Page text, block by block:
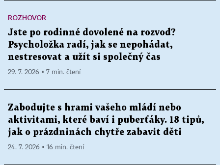
ROZHOVOR
Jste po rodinné dovolené na rozvod?
Psycholožka radí, jak se nepohádat,
nestresovat a užít si společný čas
29. 7. 2026 ▪ 7 min. čtení
Zabodujte s hrami vašeho mládí nebo
aktivitami, které baví i puberťáky. 18 tipů,
jak o prázdninách chytře zabavit děti
24. 7. 2026 ▪ 16 min. čtení